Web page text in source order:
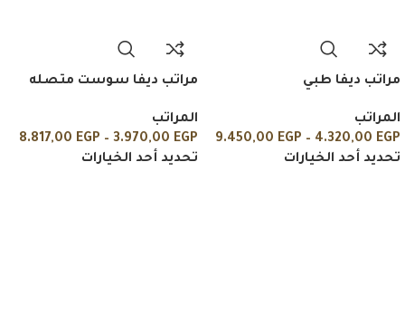
مراتب ديفا طبي
المراتب
4.320,00 EGP
–
9.450,00 EGP
تحديد أحد الخيارات
مراتب ديفا سوست متصله
المراتب
3.970,00 EGP
–
8.817,00 EGP
تحديد أحد الخيارات